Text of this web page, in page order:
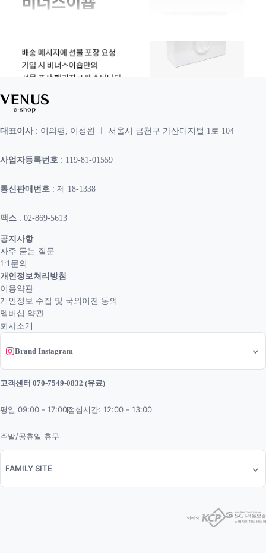
대표이사: 이의평, 이성원 ㅣ 서울시 금천구 가산디지털 1로 104
사업자등록번호 : 119-81-01559
통신판매번호 : 제 18-1338
팩스 : 02-869-5613
공지사항
자주 묻는 질문
1:1문의
개인정보처리방침
이용약관
개인정보 수집 및 국외이전 동의
멤버십 약관
회사소개
Brand Instagram
고객센터 070-7549-0832 (유료)
평일 09:00 - 17:00점심시간: 12:00 - 13:00
주말/공휴일 휴무
FAMILY SITE